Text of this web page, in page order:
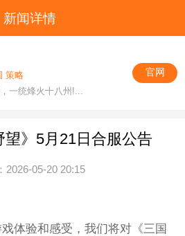
新闻详情
策略
一统烽火十八州!...
官网
望》5月21日合服公告
2026-05-20 20:15
体验和感受，我们将对《三国